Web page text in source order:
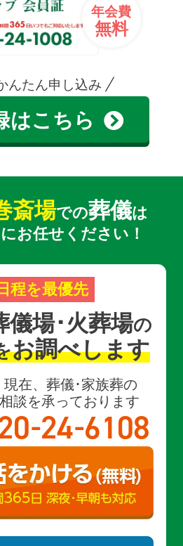
年会費
無料
んたん申し込み
はこちら
斎場での葬儀は
お任せください！
程を最優先
儀場･火葬場の
お調べします
現在、葬儀･家族葬の
談を承っております
-24-6108